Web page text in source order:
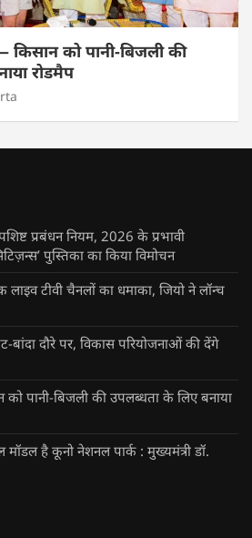
किसान को पानी-बिजली की
रोडमैप
प्रबंधन नियम, 2026 के प्रभावी
पुस्तिका का किया विमोचन
टीवी चैनलों का धमाका, जियो ने लॉन्च
बांदा दौरे पर, विकास परियोजनाओं की देंगे
को पानी-बिजली की उपलब्धता के लिए बनाया
मॉडल है कूनो नेशनल पार्क : मुख्यमंत्री डॉ.